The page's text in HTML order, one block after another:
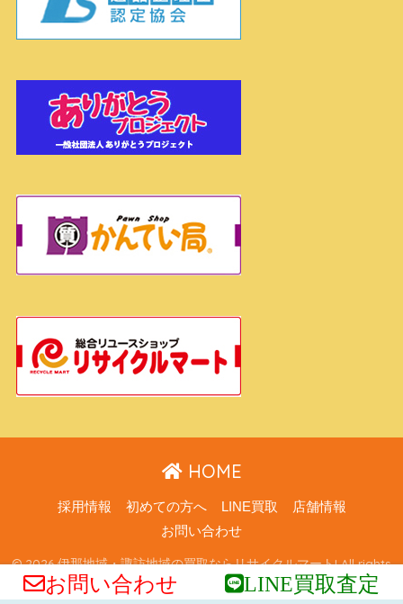
HOME
採用情報 初めての方へ LINE買取
店舗情報
お問い合わせ
© 2026 伊那地域・諏訪地域の買取ならリサイクルマート! All rights
reserved.
お問い合わせ LINE買取査定